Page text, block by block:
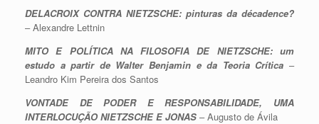
DELACROIX CONTRA NIETZSCHE: pinturas da décadence?
– Alexandre Lettnin
MITO E POLÍTICA NA FILOSOFIA DE NIETZSCHE: um
estudo a partir de Walter Benjamin e da Teoria Crítica –
Leandro Kim Pereira dos Santos
VONTADE DE PODER E RESPONSABILIDADE, UMA
INTERLOCUÇÃO NIETZSCHE E JONAS – Augusto de Ávila